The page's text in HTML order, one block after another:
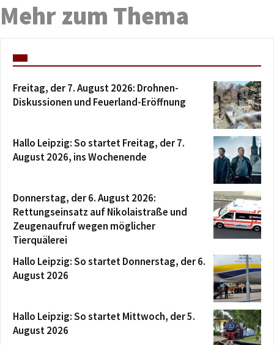
Mehr zum Thema
Freitag, der 7. August 2026: Drohnen-
Diskussionen und Feuerland-Eröffnung
Hallo Leipzig: So startet Freitag, der 7.
August 2026, ins Wochenende
Donnerstag, der 6. August 2026:
Rettungseinsatz auf Nikolaistraße und
Zeugenaufruf wegen möglicher
Tierquälerei
Hallo Leipzig: So startet Donnerstag, der 6.
August 2026
Hallo Leipzig: So startet Mittwoch, der 5.
August 2026